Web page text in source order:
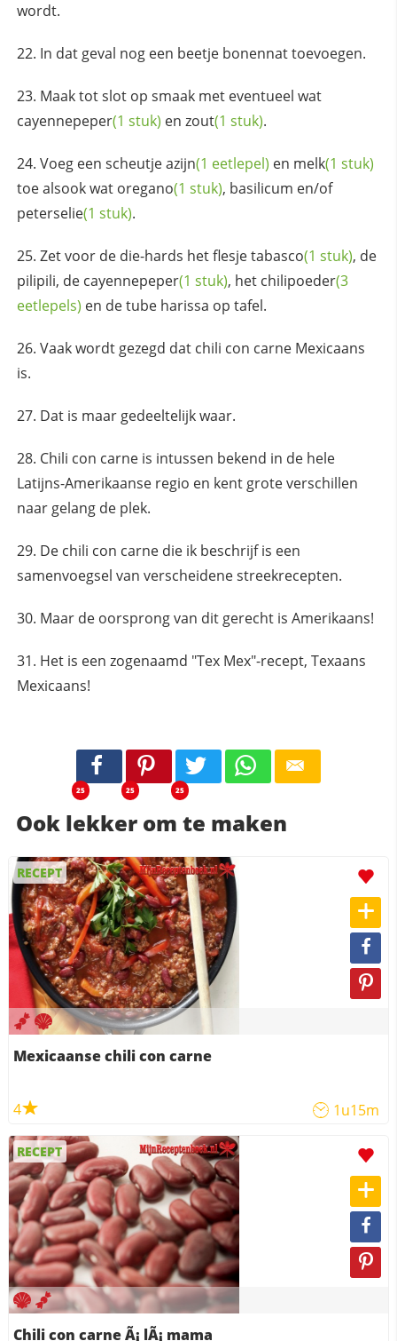
wordt.
In dat geval nog een beetje bonennat toevoegen.
Maak tot slot op smaak met eventueel wat
cayennepeper(1 stuk) en zout(1 stuk).
Voeg een scheutjeazijn(1 eetlepel) en melk(1 stuk)
toe alsook wat oregano(1 stuk), basilicum en/of
peterselie(1 stuk).
Zet voor de die-hards het flesjetabasco(1 stuk), de
pilipili, de cayennepeper(1 stuk), het chilipoeder(3
eetlepels) en de tube harissa op tafel.
Vaak wordt gezegd dat chili con carne Mexicaans
is.
Dat is maar gedeeltelijk waar.
Chili con carne is intussen bekend in de hele
Latijns-Amerikaanse regio en kent grote verschillen
naar gelang de plek.
De chili con carne die ik beschrijf is een
samenvoegsel van verscheidene streekrecepten.
Maar de oorsprong van dit gerecht is Amerikaans!
Het is een zogenaamd "Tex Mex"-recept, Texaans
Mexicaans!
25 25 25
Ook lekker om te maken
RECEPT
Mexicaanse chili con carne
4 1u15m
RECEPT
Chili con carne Ã¡ lÃ¡ mama